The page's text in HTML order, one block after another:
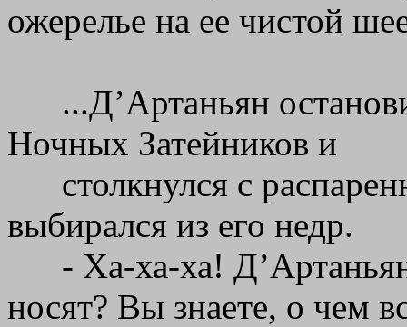
ожерелье на ее чистой
...Д’Артаньян
Ночных Затейников и
столкнулся с
выбирался из его недр.
- Ха-ха-ха!
носят? Вы знаете, о чем